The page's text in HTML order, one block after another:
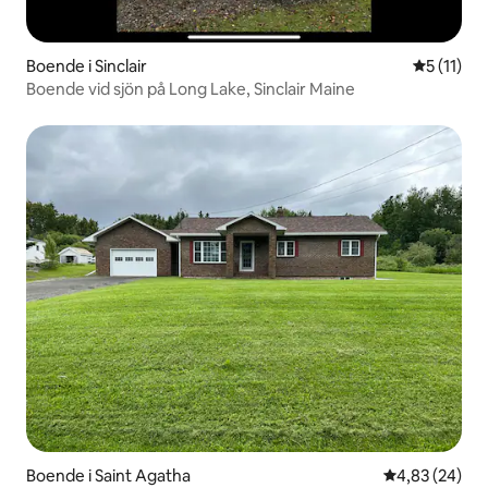
Boende i Sinclair 5 av 5 i
5 (11)
Boende vid sjön på Long Lake, Sinclair Maine
Boende i Saint Agatha 4,83 av 5 i
4,83 (24)